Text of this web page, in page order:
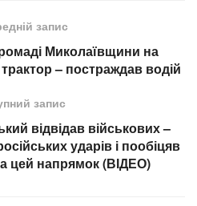
запис
Миколаївщини на
– постраждав водій
запис
відвідав військових –
ударів і пообіцяв
цей напрямок (ВІДЕО)